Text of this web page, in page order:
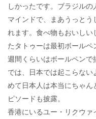
しかったです。ブラジル
マインドで、まあうっと
れます。食べ物もおいし
たタトゥーは最初ボール
週間くらいはボールペン
では、日本では起こらな
めて日本人は本当にちゃ
ピソードも披露。
香港にいるユー・リクウ